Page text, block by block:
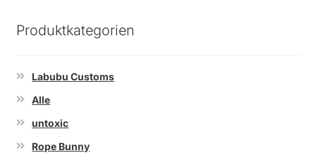
Produktkategorien
Labubu Customs
Alle
untoxic
Rope Bunny